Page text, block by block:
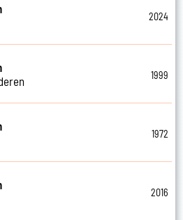
2024
1999
1972
2016